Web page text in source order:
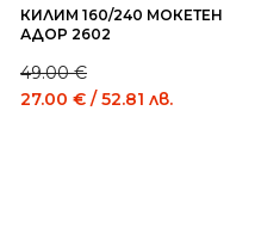
КИЛИМ 160/240 МОКЕТЕН
АДОР 2602
49.00€
Original
27.00 € / 52.81 лв.